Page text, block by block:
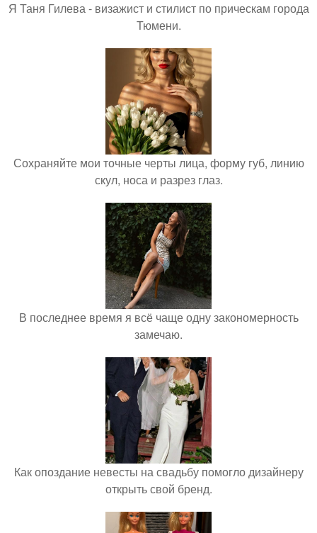
Я Таня Гилева - визажист и стилист по прическам города
Тюмени.
Сохраняйте мои точные черты лица, форму губ, линию
скул, носа и разрез глаз.
В последнее время я всё чаще одну закономерность
замечаю.
Как опоздание невесты на свадьбу помогло дизайнеру
открыть свой бренд.